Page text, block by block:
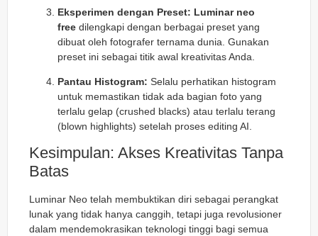
Eksperimen dengan Preset: Luminar neo
free dilengkapi dengan berbagai preset yang
dibuat oleh fotografer ternama dunia. Gunakan
preset ini sebagai titik awal kreativitas Anda.
Pantau Histogram: Selalu perhatikan histogram
untuk memastikan tidak ada bagian foto yang
terlalu gelap (crushed blacks) atau terlalu terang
(blown highlights) setelah proses editing AI.
Kesimpulan: Akses Kreativitas Tanpa
Batas
Luminar Neo telah membuktikan diri sebagai perangkat
lunak yang tidak hanya canggih, tetapi juga revolusioner
dalam mendemokrasikan teknologi tinggi bagi semua